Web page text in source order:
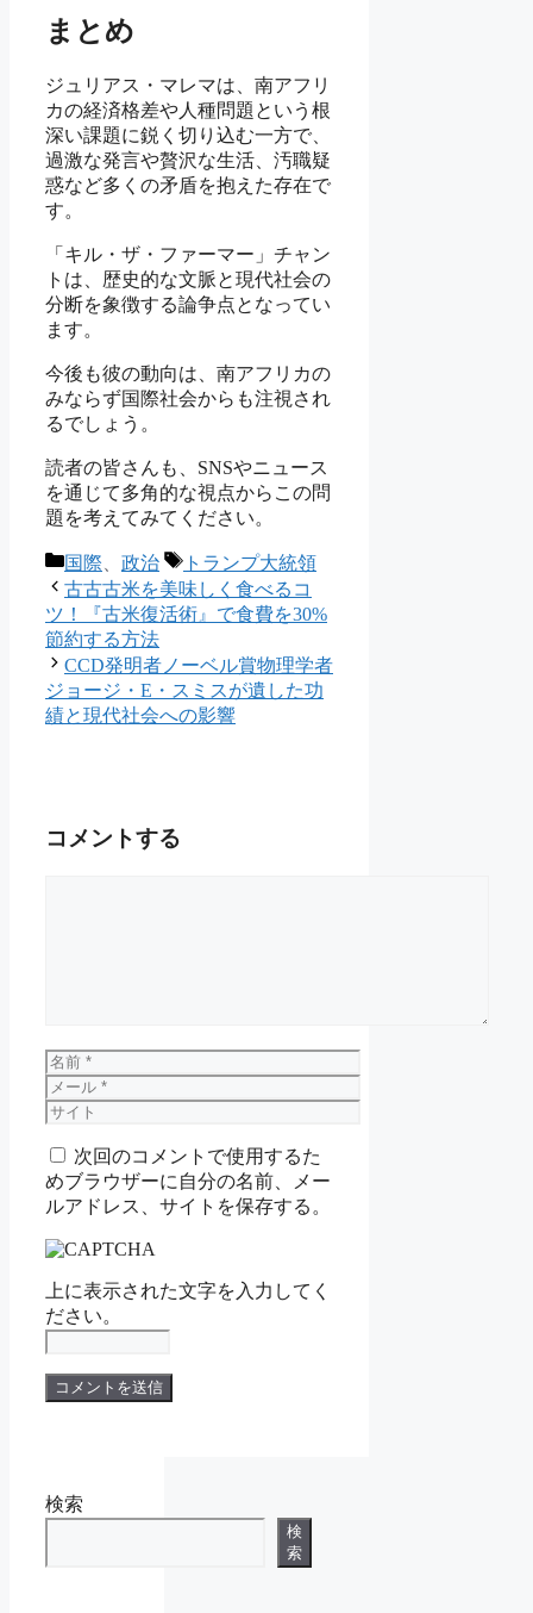
まとめ
ジュリアス・マレマは、南アフリ
カの経済格差や人種問題という根
深い課題に鋭く切り込む一方で、
過激な発言や贅沢な生活、汚職疑
惑など多くの矛盾を抱えた存在で
す。
「キル・ザ・ファーマー」チャン
トは、歴史的な文脈と現代社会の
分断を象徴する論争点となってい
ます。
今後も彼の動向は、南アフリカの
みならず国際社会からも注視され
るでしょう。
読者の皆さんも、SNSやニュース
を通じて多角的な視点からこの問
題を考えてみてください。
カ
テ
ゴ
リ
ー
国際 政治
タ
グ
トランプ大統領
古古古米を美味しく食べるコ
ツ！『古米復活術』で食費を30%
節約する方法
CCD発明者ノーベル賞物理学者
ジョージ・E・スミスが遺した功
績と現代社会への影響
コメントする
名
前
メ
ー
サ
ト 次回のコメントで使用するた
めブラウザーに自分の名前、メー
ルアドレス、サイトを保存する。
上に表示された文字を入力してく
ださい。
検索
検
索